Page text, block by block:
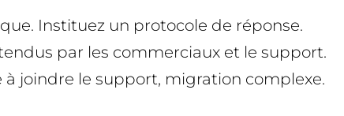
Instituez un protocole de réponse.
par les commerciaux et le support.
joindre le support, migration complexe.